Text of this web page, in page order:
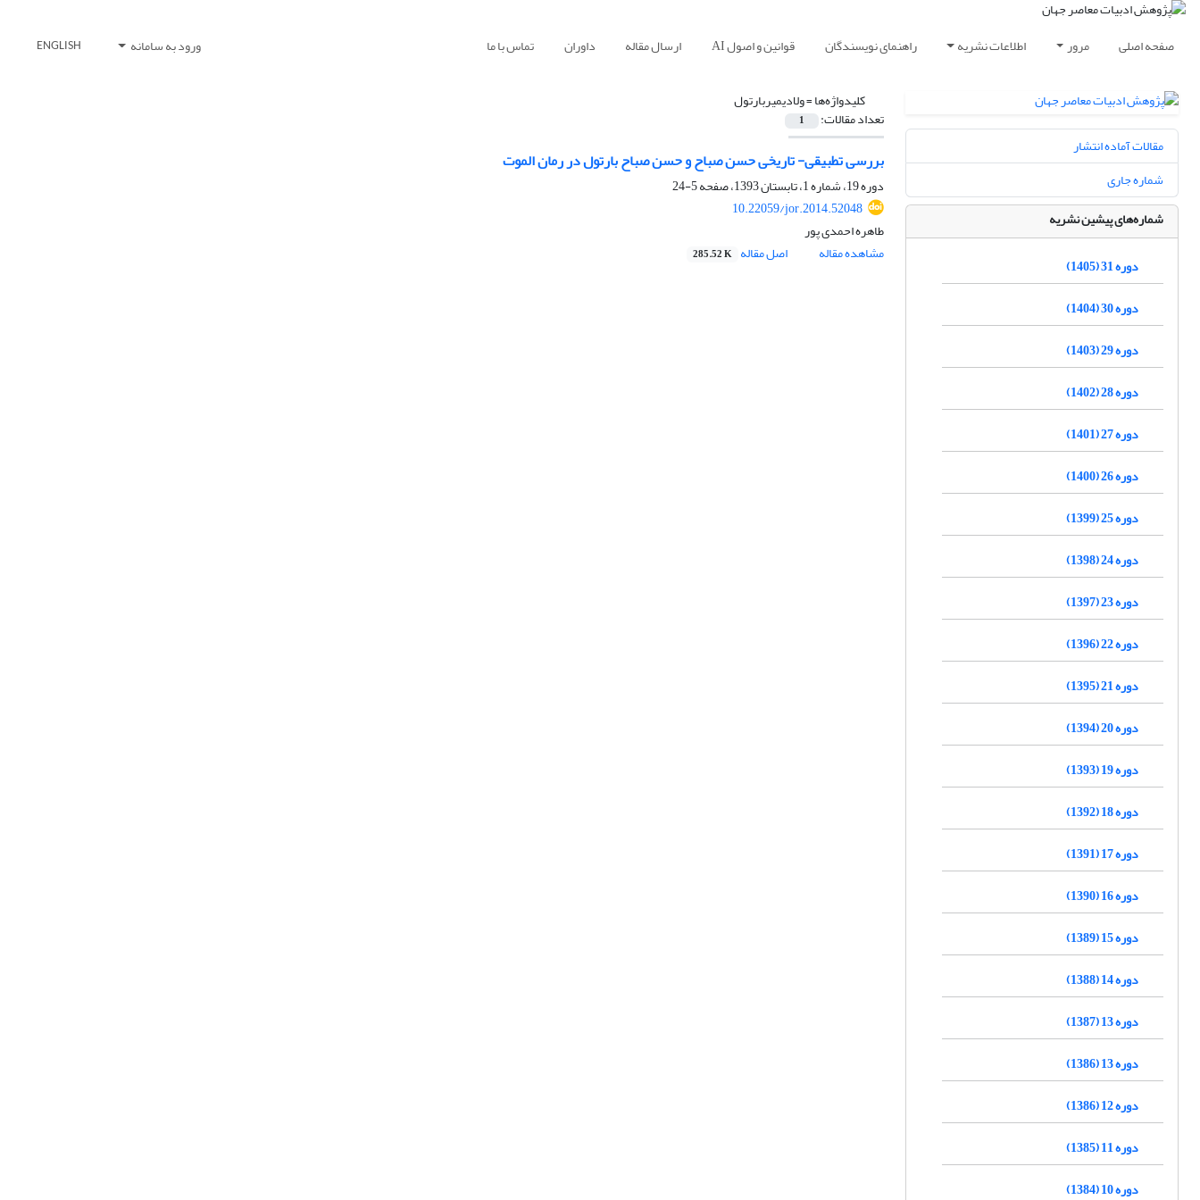
صفحه اصلی مرور اطلاعات نشریه راهنمای نویسندگان قوانین و اصول AI ارسال مقاله داوران تماس با ما ورود به سامانه ENGLISH
کلیدواژه‌ها =ولادیمیربارتول
تعداد مقالات: 1
بررسی تطبیقی- تاریخی حسن صباح و حسن صباح بارتول در رمان الموت
دوره 19، شماره 1، تابستان 1393، صفحه
5-24
10.22059/jor.2014.52048
طاهره احمدی پور
مشاهده مقاله
اصل مقاله 285.52 K
مقالات آماده انتشار
شماره جاری
شماره‌های پیشین نشریه
دوره 31 (1405)
دوره 30 (1404)
دوره 29 (1403)
دوره 28 (1402)
دوره 27 (1401)
دوره 26 (1400)
دوره 25 (1399)
دوره 24 (1398)
دوره 23 (1397)
دوره 22 (1396)
دوره 21 (1395)
دوره 20 (1394)
دوره 19 (1393)
دوره 18 (1392)
دوره 17 (1391)
دوره 16 (1390)
دوره 15 (1389)
دوره 14 (1388)
دوره 13 (1387)
دوره 13 (1386)
دوره 12 (1386)
دوره 11 (1385)
دوره 10 (1384)